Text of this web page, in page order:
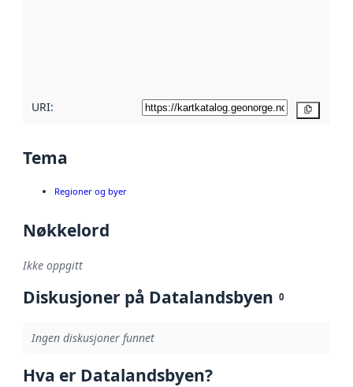
URI:
Tema
Regioner og byer
Nøkkelord
Ikke oppgitt
Diskusjoner på Datalandsbyen 0
Ingen diskusjoner funnet
Hva er Datalandsbyen?